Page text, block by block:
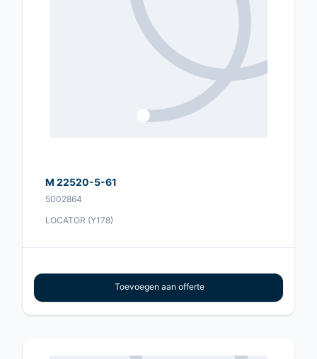
M 22520-5-61
5002864
LOCATOR (Y178)
Toevoegen aan offerte